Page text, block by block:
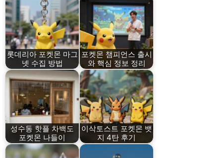
롯데리아 포켓몬 마그
넷 수집 방법
포켓몬 챔피언스 출시
와 핵심 정보 정리
성수동 핫플 차백도
포켓몬 나들이
이삭토스트 포켓몬 뱃
지 4탄 후기